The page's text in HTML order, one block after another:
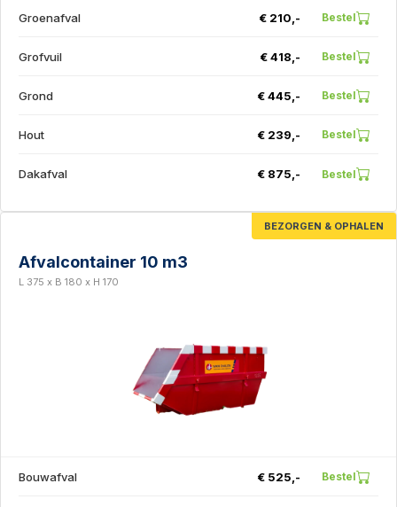
Groenafval € 210,- Bestel
Grofvuil € 418,- Bestel
Grond € 445,- Bestel
Hout € 239,- Bestel
Dakafval € 875,- Bestel
BEZORGEN & OPHALEN
Afvalcontainer 10 m3
L 375 x B 180 x H 170
Bouwafval € 525,- Bestel